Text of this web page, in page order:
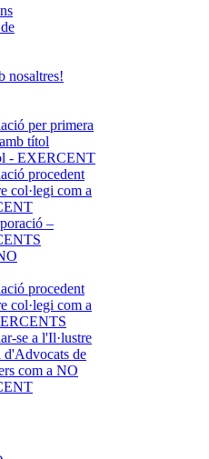
nosaltres!
per primera
títol
- EXERCENT
procedent
col·legi com a
–
procedent
col·legi com a
se a l'Il·lustre
d'Advocats de
com a NO